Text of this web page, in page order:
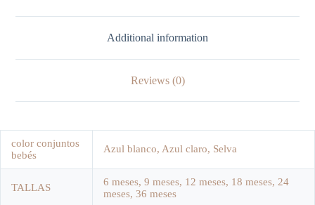
Additional information
Reviews (0)
color conjuntos
bebés
Azul blanco, Azul claro, Selva
TALLAS
6 meses, 9 meses, 12 meses, 18 meses, 24
meses, 36 meses